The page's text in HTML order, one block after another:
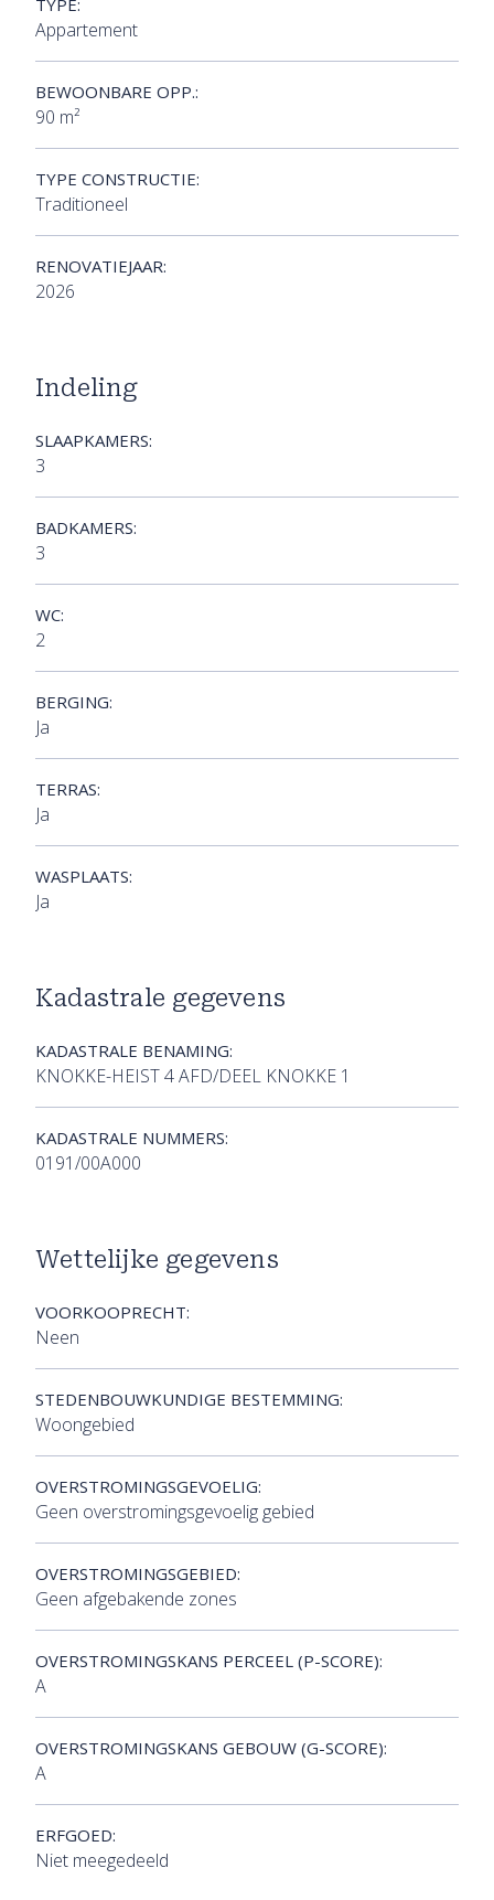
TYPE:
Appartement
BEWOONBARE OPP.:
90 m²
TYPE CONSTRUCTIE:
Traditioneel
RENOVATIEJAAR:
2026
Indeling
SLAAPKAMERS:
3
BADKAMERS:
3
WC:
2
BERGING:
Ja
TERRAS:
Ja
WASPLAATS:
Ja
Kadastrale gegevens
KADASTRALE BENAMING:
KNOKKE-HEIST 4 AFD/DEEL KNOKKE 1
KADASTRALE NUMMERS:
0191/00A000
Wettelijke gegevens
VOORKOOPRECHT:
Neen
STEDENBOUWKUNDIGE BESTEMMING:
Woongebied
OVERSTROMINGSGEVOELIG:
Geen overstromingsgevoelig gebied
OVERSTROMINGSGEBIED:
Geen afgebakende zones
OVERSTROMINGSKANS PERCEEL (P-SCORE):
A
OVERSTROMINGSKANS GEBOUW (G-SCORE):
A
ERFGOED:
Niet meegedeeld